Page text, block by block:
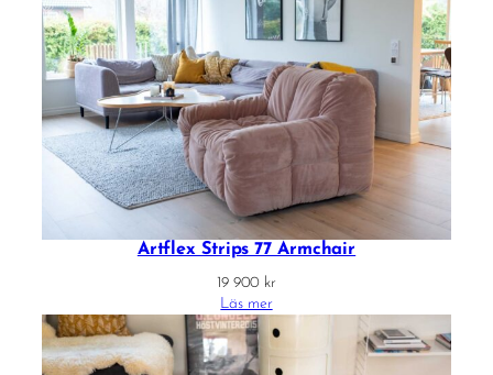
Artflex Strips 77 Armchair
19 900 kr
Läs mer